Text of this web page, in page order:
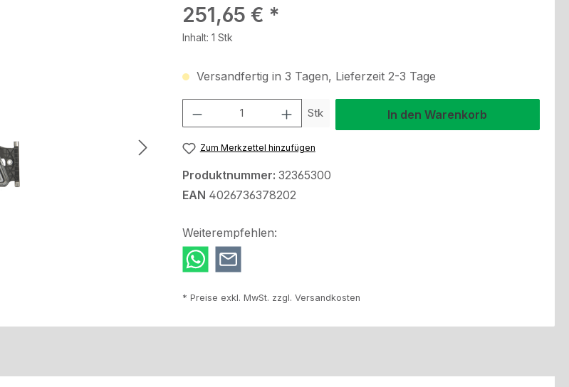
Regulärer Preis:
251,65 €
Inhalt: 1 Stk
Versandfertig in 3 Tagen, Lieferzeit 2-3 Tage
Stk In den Warenkorb
Zum Merkzettel hinzufügen
Produktnummer: 32365300
EAN 4026736378202
Weiterempfehlen:
* Preise exkl. MwSt. zzgl. Versandkosten